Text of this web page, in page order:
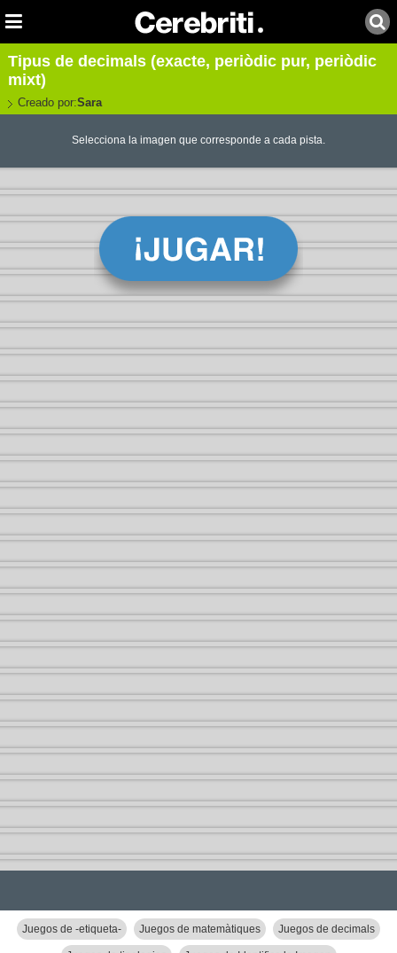
Tipus de decimals (exacte, periòdic pur, periòdic
mixt)
Creado por:Sara
Selecciona la imagen que corresponde a cada pista.
Juegos de -etiqueta- Juegos de matemàtiques Juegos de decimals